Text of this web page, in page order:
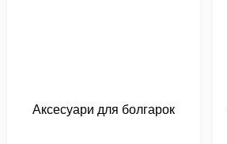
Аксесуари для болгарок